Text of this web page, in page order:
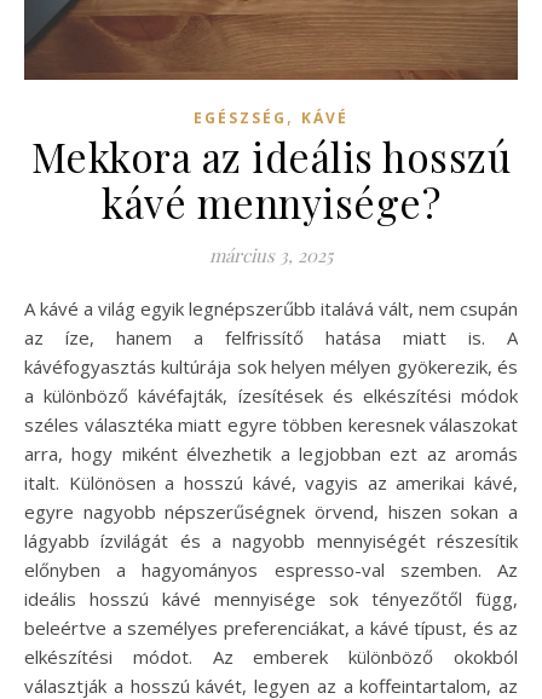
EGÉSZSÉG , KÁVÉ
Mekkora az ideális hosszú
kávé mennyisége?
március 3, 2025
A kávé a világ egyik legnépszerűbb italává vált, nem csupán
az íze, hanem a felfrissítő hatása miatt is. A
kávéfogyasztás kultúrája sok helyen mélyen gyökerezik, és
a különböző kávéfajták, ízesítések és elkészítési módok
széles választéka miatt egyre többen keresnek válaszokat
arra, hogy miként élvezhetik a legjobban ezt az aromás
italt. Különösen a hosszú kávé, vagyis az amerikai kávé,
egyre nagyobb népszerűségnek örvend, hiszen sokan a
lágyabb ízvilágát és a nagyobb mennyiségét részesítik
előnyben a hagyományos espresso-val szemben. Az
ideális hosszú kávé mennyisége sok tényezőtől függ,
beleértve a személyes preferenciákat, a kávé típust, és az
elkészítési módot. Az emberek különböző okokból
választják a hosszú kávét, legyen az a koffeintartalom, az